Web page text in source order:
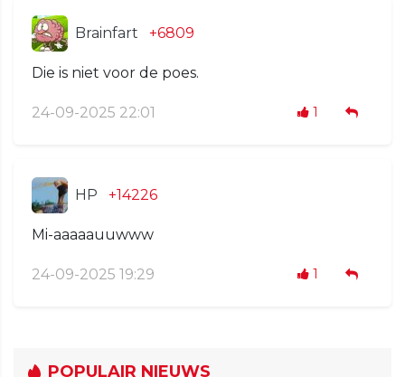
Brainfart +6809
Die is niet voor de poes.
24-09-2025 22:01 1
HP +14226
Mi-aaaaauuwww
24-09-2025 19:29 1
POPULAIR NIEUWS